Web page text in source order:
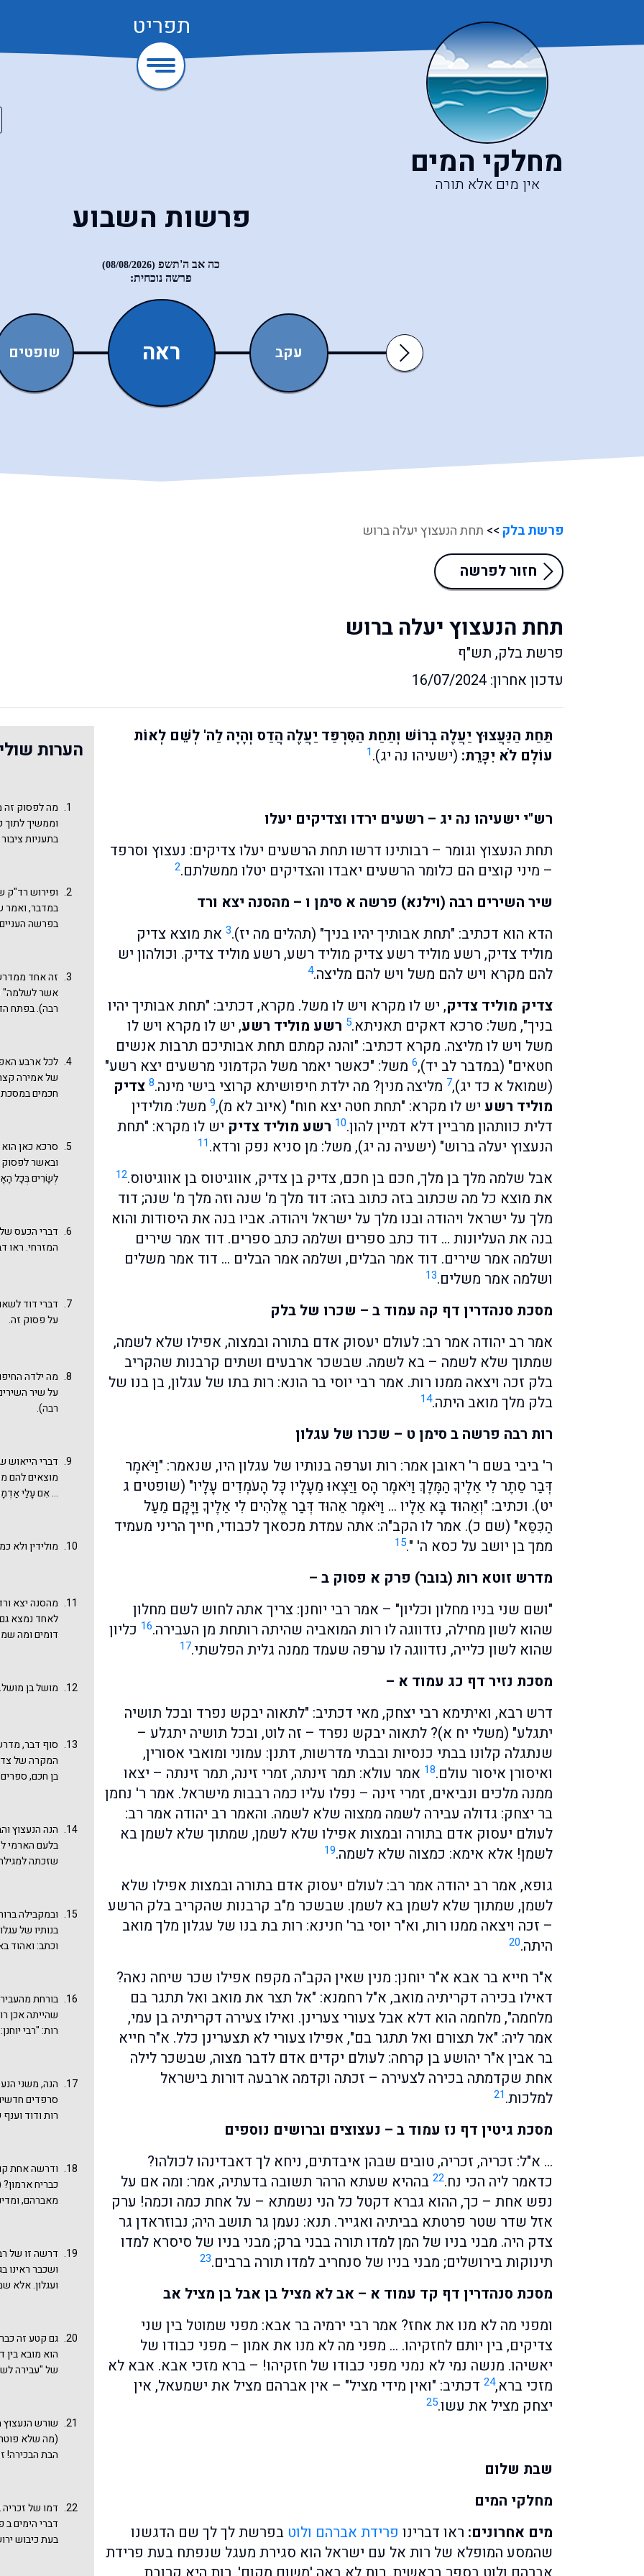
תפריט
מחלקי המים
אין מים אלא תורה
פרשות השבוע
כה אב ה'תשפ (08/08/2026)
פרשה נוכחית:
שופטים ראה עקב ואתחנן
Next
פרשת בלק >> תחת הנעצוץ יעלה ברוש
חזור לפרשה
תחת הנעצוץ יעלה ברוש
פרשת בלק, תש"ף
עדכון אחרון: 16/07/2024
תַּחַת הַנַּעֲצוּץ יַעֲלֶה בְרוֹשׁ וְתַחַת הַסִּרְפַּד יַעֲלֶה הֲדַס וְהָיָה לַה' לְשֵׁם לְאוֹת
עוֹלָם לֹא יִכָּרֵת: (ישעיהו נה יג).1
רש"י ישעיהו נה יג – רשעים ירדו וצדיקים יעלו
תחת הנעצוץ וגומר – רבותינו דרשו תחת הרשעים יעלו צדיקים: נעצוץ וסרפד
– מיני קוצים הם כלומר הרשעים יאבדו והצדיקים יטלו ממשלתם.2
שיר השירים רבה (וילנא) פרשה א סימן ו – מהסנה יצא ורד
הדא הוא דכתיב: "תחת אבותיך יהיו בניך" (תהלים מה יז).3 את מוצא צדיק
מוליד צדיק, רשע מוליד רשע צדיק מוליד רשע, רשע מוליד צדיק. וכולהון יש
להם מקרא ויש להם משל ויש להם מליצה.4
צדיק מוליד צדיק, יש לו מקרא ויש לו משל. מקרא, דכתיב: "תחת אבותיך יהיו
בניך", משל: סרכא דאקים תאניתא.5 רשע מוליד רשע, יש לו מקרא ויש לו
משל ויש לו מליצה. מקרא דכתיב: "והנה קמתם תחת אבותיכם תרבות אנשים
חטאים" (במדבר לב יד),6 משל: "כאשר יאמר משל הקדמוני מרשעים יצא רשע"
(שמואל א כד יג),7 מליצה מנין? מה ילדת חיפושיתא קרוצי בישי מינה.8 צדיק
מוליד רשע יש לו מקרא: "תחת חטה יצא חוח" (איוב לא מ),9 משל: מולידין
דלית כוותהון מרביין דלא דמיין להון.10 רשע מוליד צדיק יש לו מקרא: "תחת
הנעצוץ יעלה ברוש" (ישעיה נה יג), משל: מן סניא נפק ורדא.11
אבל שלמה מלך בן מלך, חכם בן חכם, צדיק בן צדיק, אווגיטוס בן אווגיטוס.12
את מוצא כל מה שכתוב בזה כתוב בזה: דוד מלך מ' שנה וזה מלך מ' שנה; דוד
מלך על ישראל ויהודה ובנו מלך על ישראל ויהודה. אביו בנה את היסודות והוא
בנה את העליונות … דוד כתב ספרים ושלמה כתב ספרים. דוד אמר שירים
ושלמה אמר שירים. דוד אמר הבלים, ושלמה אמר הבלים … דוד אמר משלים
ושלמה אמר משלים.13
מסכת סנהדרין דף קה עמוד ב – שכרו של בלק
אמר רב יהודה אמר רב: לעולם יעסוק אדם בתורה ובמצוה, אפילו שלא לשמה,
שמתוך שלא לשמה – בא לשמה. שבשכר ארבעים ושתים קרבנות שהקריב
בלק זכה ויצאה ממנו רות. אמר רבי יוסי בר הונא: רות בתו של עגלון, בן בנו של
בלק מלך מואב היתה.14
רות רבה פרשה ב סימן ט – שכרו של עגלון
ר' ביבי בשם ר' ראובן אמר: רות וערפה בנותיו של עגלון היו, שנאמר: "וַיֹּאמֶר
דְּבַר סֵתֶר לִי אֵלֶיךָ הַמֶּלֶךְ וַיֹּאמֶר הָס וַיֵּצְאוּ מֵעָלָיו כָּל הָעֹמְדִים עָלָיו" (שופטים ג
יט). וכתיב: "וְאֵהוּד בָּא אֵלָיו … וַיֹּאמֶר אֵהוּד דְּבַר אֱלֹהִים לִי אֵלֶיךָ וַיָּקָם מֵעַל
הַכִּסֵּא" (שם כ). אמר לו הקב"ה: אתה עמדת מכסאך לכבודי, חייך הריני מעמיד
ממך בן יושב על כסא ה' ".15
מדרש זוטא רות (בובר) פרק א פסוק ב –
"ושם שני בניו מחלון וכליון" – אמר רבי יוחנן: צריך אתה לחוש לשם מחלון
שהוא לשון מחילה, נזדווגה לו רות המואביה שהיתה רותחת מן העבירה.16 כליון
שהוא לשון כלייה, נזדווגה לו ערפה שעמד ממנה גלית הפלשתי.17
מסכת נזיר דף כג עמוד א –
דרש רבא, ואיתימא רבי יצחק, מאי דכתיב: "לתאוה יבקש נפרד ובכל תושיה
יתגלע" (משלי יח א)? לתאוה יבקש נפרד – זה לוט, ובכל תושיה יתגלע –
שנתגלה קלונו בבתי כנסיות ובבתי מדרשות, דתנן: עמוני ומואבי אסורין,
ואיסורן איסור עולם.18 אמר עולא: תמר זינתה, זמרי זינה, תמר זינתה – יצאו
ממנה מלכים ונביאים, זמרי זינה – נפלו עליו כמה רבבות מישראל. אמר ר' נחמן
בר יצחק: גדולה עבירה לשמה ממצוה שלא לשמה. והאמר רב יהודה אמר רב:
לעולם יעסוק אדם בתורה ובמצות אפילו שלא לשמן, שמתוך שלא לשמן בא
לשמן! אלא אימא: כמצוה שלא לשמה.19
גופא, אמר רב יהודה אמר רב: לעולם יעסוק אדם בתורה ובמצות אפילו שלא
לשמן, שמתוך שלא לשמן בא לשמן. שבשכר מ"ב קרבנות שהקריב בלק הרשע
– זכה ויצאה ממנו רות, וא"ר יוסי בר' חנינא: רות בת בנו של עגלון מלך מואב
היתה.20
א"ר חייא בר אבא א"ר יוחנן: מנין שאין הקב"ה מקפח אפילו שכר שיחה נאה?
דאילו בכירה דקריתיה מואב, א"ל רחמנא: "אל תצר את מואב ואל תתגר בם
מלחמה", מלחמה הוא דלא אבל צעורי צערינן. ואילו צעירה דקריתיה בן עמי,
אמר ליה: "אל תצורם ואל תתגר בם", אפילו צעורי לא תצערינן כלל. א"ר חייא
בר אבין א"ר יהושע בן קרחה: לעולם יקדים אדם לדבר מצוה, שבשכר לילה
אחת שקדמתה בכירה לצעירה – זכתה וקדמה ארבעה דורות בישראל
למלכות.21
מסכת גיטין דף נז עמוד ב – נעצוצים וברושים נוספים
… א"ל: זכריה, זכריה, טובים שבהן איבדתים, ניחא לך דאבדינהו לכולהו?
כדאמר ליה הכי נח.22 בההיא שעתא הרהר תשובה בדעתיה, אמר: ומה אם על
נפש אחת – כך, ההוא גברא דקטל כל הני נשמתא – על אחת כמה וכמה! ערק
אזל שדר שטר פרטתא בביתיה ואגייר. תנא: נעמן גר תושב היה; נבוזראדן גר
צדק היה. מבני בניו של המן למדו תורה בבני ברק; מבני בניו של סיסרא למדו
תינוקות בירושלים; מבני בניו של סנחריב למדו תורה ברבים.23
מסכת סנהדרין דף קד עמוד א – אב לא מציל בן אבל בן מציל אב
ומפני מה לא מנו את אחז? אמר רבי ירמיה בר אבא: מפני שמוטל בין שני
צדיקים, בין יותם לחזקיהו. … מפני מה לא מנו את אמון – מפני כבודו של
יאשיהו. מנשה נמי לא נמני מפני כבודו של חזקיהו! – ברא מזכי אבא. אבא לא
מזכי ברא,24 דכתיב: "ואין מידי מציל" – אין אברהם מציל את ישמעאל, אין
יצחק מציל את עשו.25
שבת שלום
מחלקי המים
מים אחרונים: ראו דברינו פרידת אברהם ולוט בפרשת לך לך שם הדגשנו
שהמסע המופלא של רות אל עם ישראל הוא סגירת מעגל שנפתח בעת פרידת
הערות
מה לפסוק זה
וממשיך
בתעניות
דיבור נרחב
ה' ובעבודתו,
וּמִבָּנוֹת שֵׁם
עוֹלֹתֵיהֶם
ופירוש רד"ק
במדבר, ואמר
בפרשה
"אילנים אין
אילן סרק
(שכשיר
שלמה מלכים
זה אחד
אשר לשלמה"
רבה). בפתח
לכל ארבע
של אמירה
חכמים במסכת
בעיית שכר
אבות על
סרכא כאן
ובאשר לפסוק
לְשָׂרִים בְּכָל
בנושא זה
העדהבפרשת
דברי הכעס
המזרחי. ראו
דברי דוד
על פסוק זה.
מה ילדה
על שיר
רבה).
דברי הייאוש
מוצאים להם
... אִם עָלַי
(שופטים פרק
מולידין ולא
מהסנה יצא
לאחד נמצא
דומים ומה
מושל בן
סוף דבר,
המקרה של
בן חכם,
כדי לתאר את
שלמה שבסוף
ומלכות
שיצא ממנו
הנה הנעצוץ
בלעם הארמי
שזכתה
של גויים?
המגילה:
אבגי"נוס.
מר רות בתו
עגלון?
ובמקבילה
בנותיו של
וכתב: ואהוד
הימים א כט
שבעה מזבחות
אחת כמה
עגלון, הכל
שרות היא
המוטיב הוא
פירוש
ובשדי מואב.
שופטים ובלק
בפרשתנו וזה
בן בנו
"אשר באת
בנו של
בורחת
שהייתה אכן
רות: "רבי
הנה, משני
סרפדים
רות ודוד
האבות
זה על גבי זה,
לכאן ולא
והדסים,
ודרשה אחת
כבריח
מאברהם,
דרשה זו של
ושכבר ראינו
ועגלון. אלא
כלל במשנה
ואין על
נכתב במפורש
בנותיו
שמים והנושא
לעשות לה'
גם קטע זה
הוא מובא בין
של "עבירה
סוטה מז ע"א
לידי ביטוי
לשון הגמרא
שהקריב בלק
קללות בלעם
וכבר הפליגו
שורש הנעצוץ
(מה שלא פוטר
הבת הבכירה!
מואב! ורות,
יהושע בן
מצוה זו
דמו של
דברי הימים
בעת כיבוש